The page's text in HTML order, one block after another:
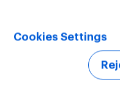
Cookies Settings